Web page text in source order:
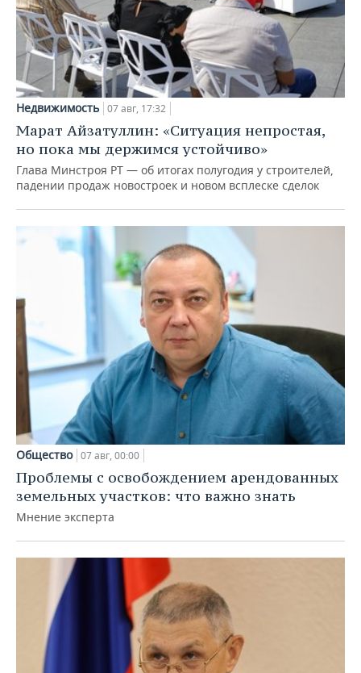
Недвижимость 07 авг, 17:32
Марат Айзатуллин: «Ситуация непростая,
но пока мы держимся устойчиво»
Глава Минстроя РТ — об итогах полугодия у строителей,
падении продаж новостроек и новом всплеске сделок
Общество 07 авг, 00:00
Проблемы с освобождением арендованных
земельных участков: что важно знать
Мнение эксперта